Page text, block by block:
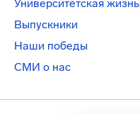
Университетская жизнь
Выпускники
Наши победы
СМИ о нас